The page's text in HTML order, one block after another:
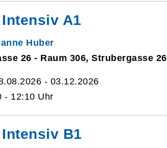
A1
Huber
26 - Raum 306, Strubergasse 26
- 03.12.2026
- 12:10 Uhr
B1